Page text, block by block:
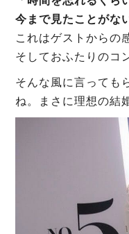
今まで見たことがな
これはゲストからの
そしておふたりのコ
そんな風に言っても
ね。まさに理想の結